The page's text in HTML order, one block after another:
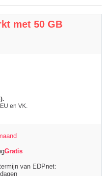
met 50 GB
en VK.
Gratis
van EDPnet: